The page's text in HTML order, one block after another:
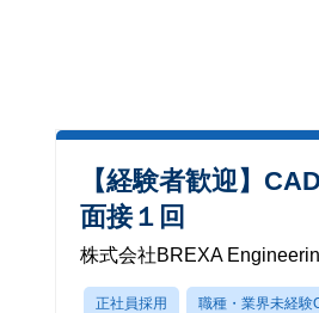
【経験者歓迎】
面接１回
株式会社BREXA
正社員採用 職種・業界未経験